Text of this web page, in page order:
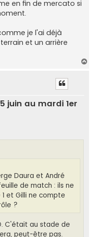
en fin de mercato si
je l'ai déjà
et un arrière
juin au mardi 1er
Daura et André
de match : ils ne
et Gilli ne compte
?
C'était au stade de
peut-être pas.